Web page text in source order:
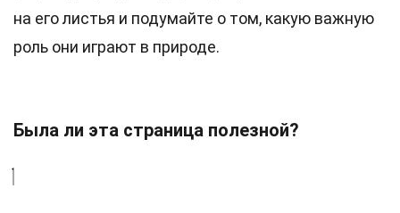
на его листья и подумайте о том, какую важную
роль они играют в природе.
Была ли эта страница полезной?